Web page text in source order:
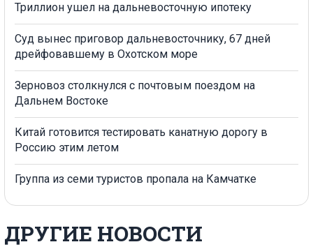
Триллион ушел на дальневосточную ипотеку
Суд вынес приговор дальневосточнику, 67 дней
дрейфовавшему в Охотском море
Зерновоз столкнулся с почтовым поездом на
Дальнем Востоке
Китай готовится тестировать канатную дорогу в
Россию этим летом
Группа из семи туристов пропала на Камчатке
ДРУГИЕ НОВОСТИ